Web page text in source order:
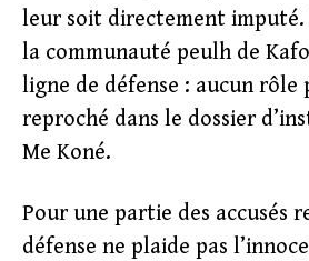
leur soit directement imputé.
la communauté peulh de
ligne de défense : aucun rôle
reproché dans le dossier
Me Koné.
Pour une partie des accusés
défense ne plaide pas